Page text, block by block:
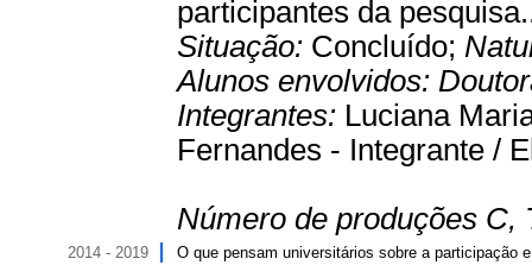
participantes da
Situação: Concluído;
Alunos envolvidos:
Integrantes: Luciana
Fernandes - Integrante /
Número de produções C,
2014 - 2019 O que pensam universitários sobre a participação